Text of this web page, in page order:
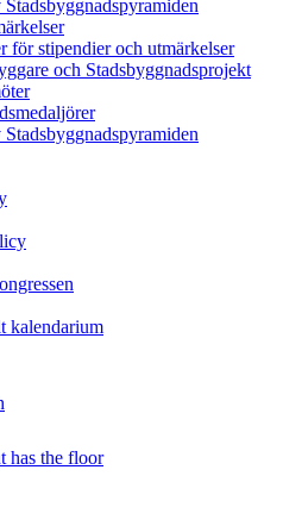
för stipendier och utmärkelser
och Stadsbyggnadsprojekt
kalendarium
has the floor